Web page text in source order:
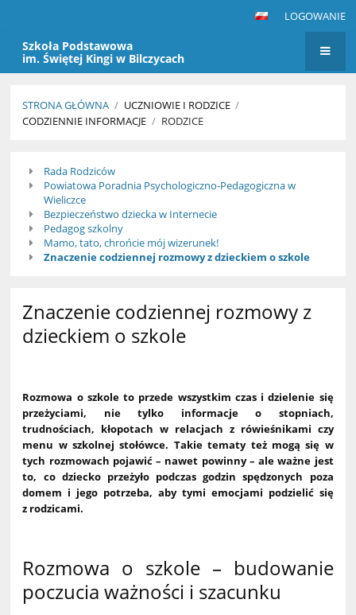
LOGOWANIE
Szkoła Podstawowa
im. Świętej Kingi w Bilczycach
STRONA GŁÓWNA / UCZNIOWIE I RODZICE /
CODZIENNIE INFORMACJE / RODZICE
Rodzice
Rada Rodziców
Powiatowa Poradnia Psychologiczno-Pedagogiczna w
Wieliczce
Bezpieczeństwo dziecka w Internecie
Pedagog szkolny
Mamo, tato, chrońcie mój wizerunek!
Znaczenie codziennej rozmowy z dzieckiem o szkole
Znaczenie codziennej rozmowy z
dzieckiem o szkole
Rozmowa o szkole to przede wszystkim czas i dzielenie się
przeżyciami, nie tylko informacje o stopniach,
trudnościach, kłopotach w relacjach z rówieśnikami czy
menu w szkolnej stołówce. Takie tematy też mogą się w
tych rozmowach pojawić – nawet powinny – ale ważne jest
to, co dziecko przeżyło podczas godzin spędzonych poza
domem i jego potrzeba, aby tymi emocjami podzielić się
z rodzicami.
Rozmowa o szkole – budowanie
poczucia ważności i szacunku